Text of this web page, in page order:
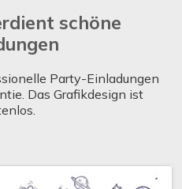
schöne
Party-Einladungen
Das Grafikdesign ist